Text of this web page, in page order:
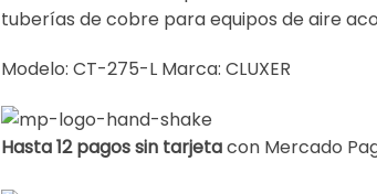
tuberías de cobre para equipos de aire
Modelo: CT-275-L Marca: CLUXER
Hasta 12 pagos sin tarjetacon Mercado